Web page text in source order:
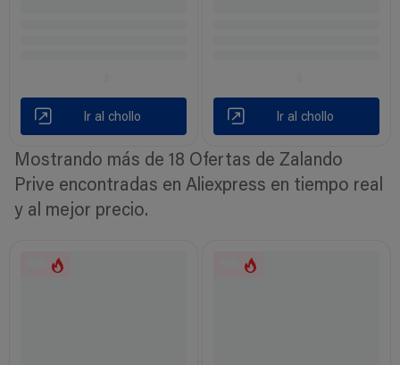
Ir al chollo Ir al chollo
Mostrando más de 18 Ofertas de Zalando
Prive encontradas en Aliexpress en tiempo real
y al mejor precio.